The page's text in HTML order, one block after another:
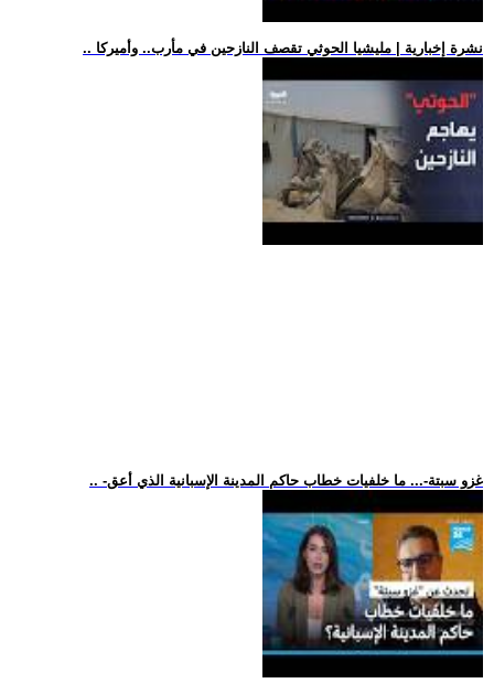
.. نشرة إخبارية | مليشيا الحوثي تقصف النازحين في مأرب.. وأميركا
.. -غزو سبتة-... ما خلفيات خطاب حاكم المدينة الإسبانية الذي أعق